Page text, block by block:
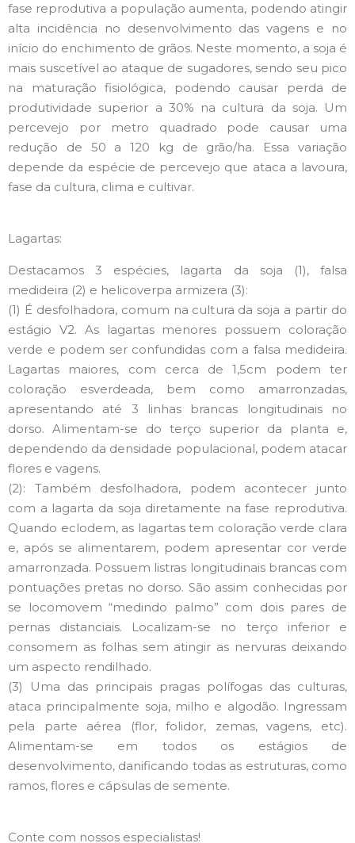
fase reprodutiva a população aumenta, podendo atingir
alta incidência no desenvolvimento das vagens e no
início do enchimento de grãos. Neste momento, a soja é
mais suscetível ao ataque de sugadores, sendo seu pico
na maturação fisiológica, podendo causar perda de
produtividade superior a 30% na cultura da soja. Um
percevejo por metro quadrado pode causar uma
redução de 50 a 120 kg de grão/ha. Essa variação
depende da espécie de percevejo que ataca a lavoura,
fase da cultura, clima e cultivar.
Lagartas:
Destacamos 3 espécies, lagarta da soja (1), falsa
medideira (2) e helicoverpa armizera (3):
(1) É desfolhadora, comum na cultura da soja a partir do
estágio V2. As lagartas menores possuem coloração
verde e podem ser confundidas com a falsa medideira.
Lagartas maiores, com cerca de 1,5cm podem ter
coloração esverdeada, bem como amarronzadas,
apresentando até 3 linhas brancas longitudinais no
dorso. Alimentam-se do terço superior da planta e,
dependendo da densidade populacional, podem atacar
flores e vagens.
(2): Também desfolhadora, podem acontecer junto
com a lagarta da soja diretamente na fase reprodutiva.
Quando eclodem, as lagartas tem coloração verde clara
e, após se alimentarem, podem apresentar cor verde
amarronzada. Possuem listras longitudinais brancas com
pontuações pretas no dorso. São assim conhecidas por
se locomovem “medindo palmo” com dois pares de
pernas distanciais. Localizam-se no terço inferior e
consomem as folhas sem atingir as nervuras deixando
um aspecto rendilhado.
(3) Uma das principais pragas polífogas das culturas,
ataca principalmente soja, milho e algodão. Ingressam
pela parte aérea (flor, folidor, zemas, vagens, etc).
Alimentam-se em todos os estágios de
desenvolvimento, danificando todas as estruturas, como
ramos, flores e cápsulas de semente.
Conte com nossos especialistas!